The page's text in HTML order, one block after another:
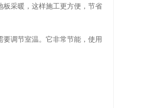
采暖，这样施工更方便，节省
调节室温。它非常节能，使用